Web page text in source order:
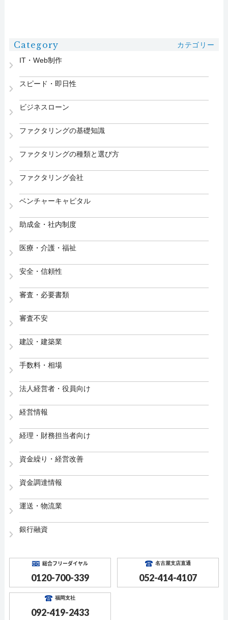
Category
カテゴリー
IT・Web制作
スピード・即日性
ビジネスローン
ファクタリングの基礎知識
ファクタリングの種類と選び方
ファクタリング会社
ベンチャーキャピタル
助成金・社内制度
医療・介護・福祉
安全・信頼性
審査・必要書類
審査不安
建設・建築業
手数料・相場
法人経営者・役員向け
経営情報
経理・財務担当者向け
資金繰り・経営改善
資金調達情報
運送・物流業
銀行融資
総合フリーダイヤル
0120-700-339
名古屋支店直通
052-414-4107
福岡支社
092-419-2433